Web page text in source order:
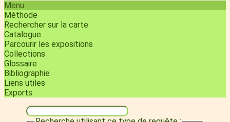
Menu
Méthode
Rechercher sur la carte
Catalogue
Parcourir les expositions
Collections
Glossaire
Bibliographie
Liens utiles
Exports